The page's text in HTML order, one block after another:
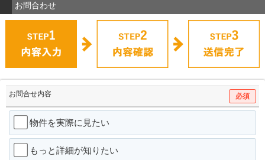
お問合わせ
お問合せ内容 必須
物件を実際に見たい
もっと詳細が知りたい